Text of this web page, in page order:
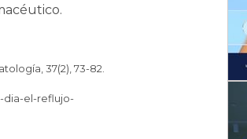
37(2), 73-82.
dia-el-reflujo-